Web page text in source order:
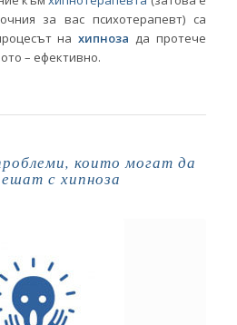
за вас психотерапевт) са
нахипноза да протече
– ефективно.
които могат да
с хипноза